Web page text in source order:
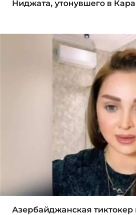
Ниджата, утонувшего в
Азербайджанская тиктокер